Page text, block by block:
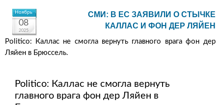
Ноябрь
08
2025
СМИ: В ЕС ЗАЯВИЛИ О СТЫЧКЕ
КАЛЛАС И ФОН ДЕР ЛЯЙЕН
Politico: Каллас не смогла вернуть главного врага фон дер
Ляйен в Брюссель.
Politico: Каллас не смогла вернуть
главного врага фон дер Ляйен в